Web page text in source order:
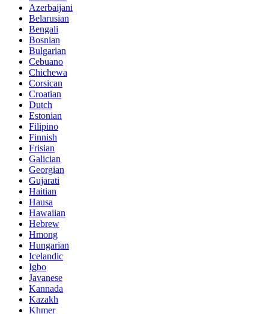
Azerbaijani
Belarusian
Bengali
Bosnian
Bulgarian
Cebuano
Chichewa
Corsican
Croatian
Dutch
Estonian
Filipino
Finnish
Frisian
Galician
Georgian
Gujarati
Haitian
Hausa
Hawaiian
Hebrew
Hmong
Hungarian
Icelandic
Igbo
Javanese
Kannada
Kazakh
Khmer